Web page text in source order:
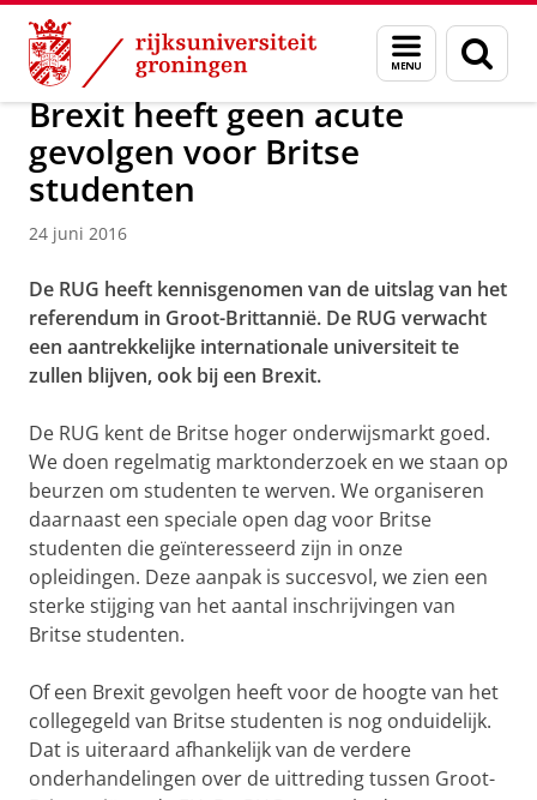
Skip
Content
Skip
Navigation
Menu
en
zoeken
Over ons Actueel Nieuws
Brexit heeft geen acute
gevolgen voor Britse
studenten
24 juni 2016
De RUG heeft kennisgenomen van de uitslag van het
referendum in Groot-Brittannië. De RUG verwacht
een aantrekkelijke internationale universiteit te
zullen blijven, ook bij een Brexit.
De RUG kent de Britse hoger onderwijsmarkt goed.
We doen regelmatig marktonderzoek en we staan op
beurzen om studenten te werven. We organiseren
daarnaast een speciale open dag voor Britse
studenten die geïnteresseerd zijn in onze
opleidingen. Deze aanpak is succesvol, we zien een
sterke stijging van het aantal inschrijvingen van
Britse studenten.
Of een Brexit gevolgen heeft voor de hoogte van het
collegegeld van Britse studenten is nog onduidelijk.
Dat is uiteraard afhankelijk van de verdere
onderhandelingen over de uittreding tussen Groot-